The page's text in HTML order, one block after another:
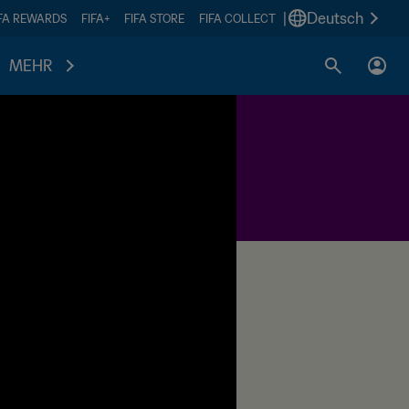
REWARDS FIFA+ FIFA STORE FIFA COLLECT Deutsch
MEHR